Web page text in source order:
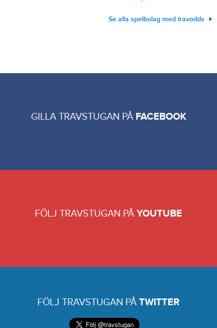
Se alla spelbolag med travodds
GILLA TRAVSTUGAN PÅ FACEBOOK
FÖLJ TRAVSTUGAN PÅ YOUTUBE
FÖLJ TRAVSTUGAN PÅ TWITTER